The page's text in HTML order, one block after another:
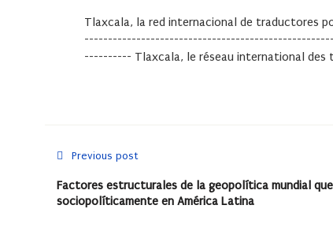
Tlaxcala, la red internacional de
---------- Tlaxcala, le réseau international
Previous post
Factores estructurales de la geopolítica mundial
sociopolíticamente en América Latina